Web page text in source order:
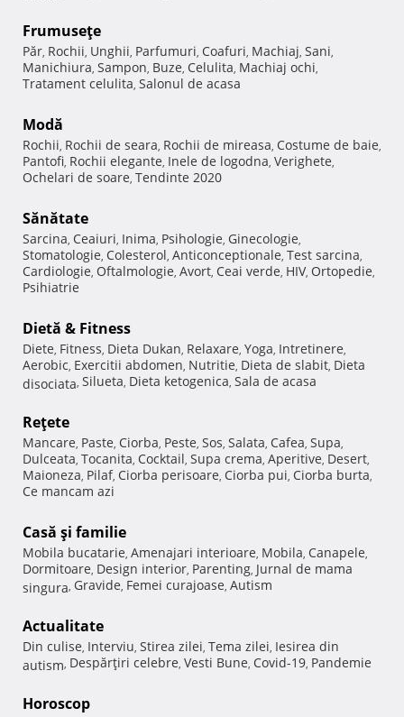
Frumuseţe
Păr, Rochii, Unghii, Parfumuri, Coafuri, Machiaj, Sani,
Manichiura, Sampon, Buze, Celulita, Machiaj ochi,
Tratament celulita, Salonul de acasa
Modă
Rochii, Rochii de seara, Rochii de mireasa, Costume de baie,
Pantofi, Rochii elegante, Inele de logodna, Verighete,
Ochelari de soare, Tendinte 2020
Sănătate
Sarcina, Ceaiuri, Inima, Psihologie, Ginecologie,
Stomatologie, Colesterol, Anticonceptionale, Test sarcina,
Cardiologie, Oftalmologie, Avort, Ceai verde, HIV, Ortopedie,
Psihiatrie
Dietă & Fitness
Diete, Fitness, Dieta Dukan, Relaxare, Yoga, Intretinere,
Aerobic, Exercitii abdomen, Nutritie, Dieta de slabit, Dieta
disociata, Silueta, Dieta ketogenica, Sala de acasa
Reţete
Mancare, Paste, Ciorba, Peste, Sos, Salata, Cafea, Supa,
Dulceata, Tocanita, Cocktail, Supa crema, Aperitive, Desert,
Maioneza, Pilaf, Ciorba perisoare, Ciorba pui, Ciorba burta,
Ce mancam azi
Casă şi familie
Mobila bucatarie, Amenajari interioare, Mobila, Canapele,
Dormitoare, Design interior, Parenting, Jurnal de mama
singura, Gravide, Femei curajoase, Autism
Actualitate
Din culise, Interviu, Stirea zilei, Tema zilei, Iesirea din
autism, Despărţiri celebre, Vesti Bune, Covid-19, Pandemie
Horoscop